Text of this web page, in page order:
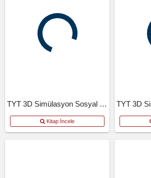
TYT 3D Simülasyon Sosyal Bilimler Denemeleri
Kitap İncele